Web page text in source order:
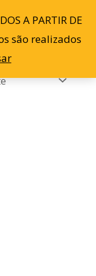
A PARTIR DE
são realizados
0